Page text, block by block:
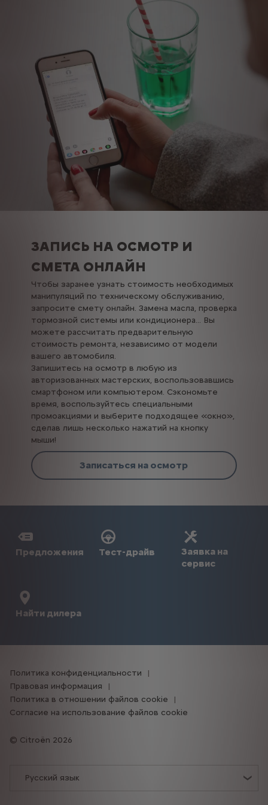
ЗАПИСЬ НА ОСМОТР И
СМЕТА ОНЛАЙН
Чтобы заранее узнать стоимость необходимых
манипуляций по техническому обслуживанию,
запросите смету онлайн. Замена масла, проверка
тормозной системы или кондиционера... Вы
можете рассчитать предварительную
стоимость ремонта, независимо от модели
вашего автомобиля.
Запишитесь на осмотр в любую из
авторизованных мастерских, воспользовавшись
смартфоном или компьютером. Сэкономьте
время, воспользуйтесь специальными
промоакциями и выберите подходящее «окно»,
сделав лишь несколько нажатий на кнопку
мыши!
Записаться на осмотр
Предложения Тест-драйв
Заявка на
сервис
Найти дилера
Русский язык
Citroën 2026
Политика конфиденциальности
Правовая информация
Политика в отношении файлов cookie
Согласие на использование файлов cookie